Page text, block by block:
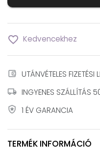
favorite_border Kedvencekhez
account_balance_wallet UTÁNVÉTELES FIZETÉSI
local_shipping INGYENES SZÁLLÍTÁS
local_police 1 ÉV GARANCIA
TERMÉK INFORMÁCIÓ